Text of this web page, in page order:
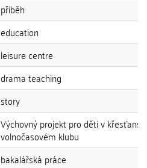
příběh
education
leisure centre
drama teaching
story
Výchovný projekt pro děti v
volnočasovém klubu
bakalářská práce